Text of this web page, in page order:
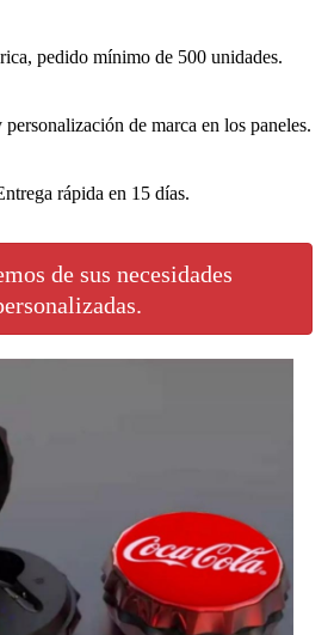
pedido mínimo de 500 unidades.
de marca en los paneles.
rápida en 15 días.
de sus necesidades